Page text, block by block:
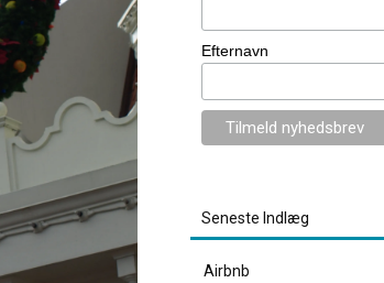
Efternavn
Seneste Indlæg
Airbnb